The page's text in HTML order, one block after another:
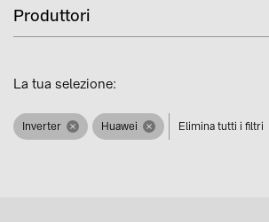
Produttori
La tua selezione:
Inverter Huawei Elimina tutti i filtri